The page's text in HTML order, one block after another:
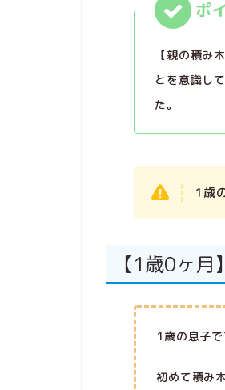
【親の積み
とを意識し
た。
1歳
【1歳0ヶ
1歳の息子で
初めて積み